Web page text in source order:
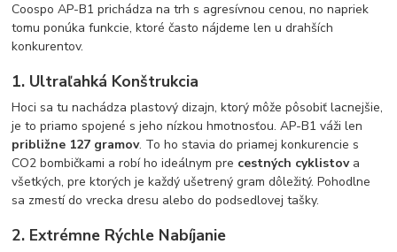
Coospo AP-B1 prichádza na trh s agresívnou cenou, no napriek
tomu ponúka funkcie, ktoré často nájdeme len u drahších
konkurentov.
1. Ultraľahká Konštrukcia
Hoci sa tu nachádza plastový dizajn, ktorý môže pôsobiť lacnejšie,
je to priamo spojené s jeho nízkou hmotnosťou. AP-B1 váži len
približne 127 gramov. To ho stavia do priamej konkurencie s
CO2 bombičkami a robí ho ideálnym pre cestných cyklistova
všetkých, pre ktorých je každý ušetrený gram dôležitý. Pohodlne
sa zmestí do vrecka dresu alebo do podsedlovej tašky.
2. Extrémne Rýchle Nabíjanie